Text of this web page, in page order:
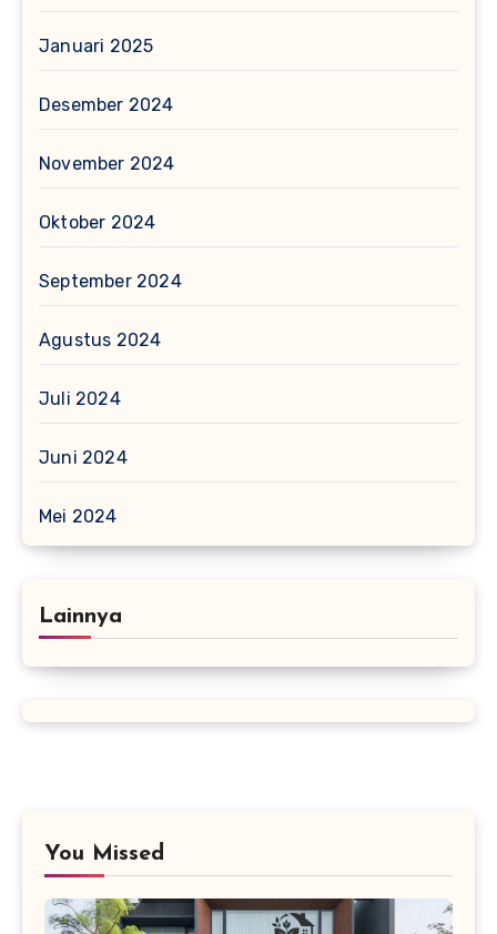
Januari 2025
Desember 2024
November 2024
Oktober 2024
September 2024
Agustus 2024
Juli 2024
Juni 2024
Mei 2024
Lainnya
You Missed